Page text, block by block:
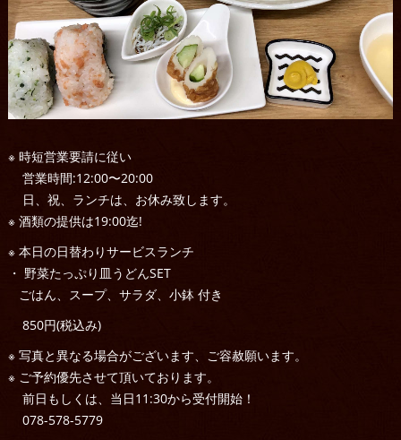
※ 時短営業要請に従い
営業時間:12:00〜20:00
日、祝、ランチは、お休み致します。
※ 酒類の提供は19:00迄!
※ 本日の日替わりサービスランチ
・ 野菜たっぷり皿うどんSET
ごはん、スープ、サラダ、小鉢 付き
850円(税込み)
※ 写真と異なる場合がございます、ご容赦願います。
※ ご予約優先させて頂いております。
前日もしくは、当日11:30から受付開始！
078-578-5779